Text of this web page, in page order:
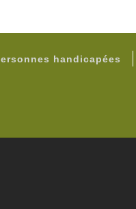
handicapées